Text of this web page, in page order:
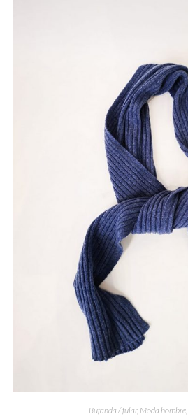
Bufanda / fular, Moda hombre,